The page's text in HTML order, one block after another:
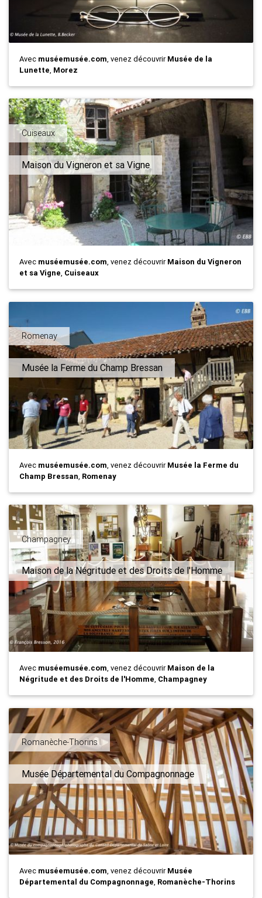
Avec muséemusée.com, venez découvrirMusée de la
Lunette, Morez
Cuiseaux
Maison du Vigneron et sa Vigne
Avec muséemusée.com, venez découvrirMaison du Vigneron
et sa Vigne, Cuiseaux
Romenay
Musée la Ferme du Champ Bressan
Avec muséemusée.com, venez découvrirMusée la Ferme du
Champ Bressan, Romenay
Champagney
Maison de la Négritude et des Droits de l'Homme
Avec muséemusée.com, venez découvrirMaison de la
Négritude et des Droits de l'Homme, Champagney
Romanèche-Thorins
Musée Départemental du Compagnonnage
Avec muséemusée.com, venez découvrirMusée
Départemental du Compagnonnage, Romanèche-Thorins